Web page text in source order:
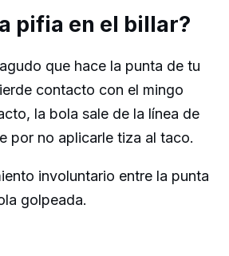
pifia en el billar?
que hace la punta de tu
contacto con el mingo
la bola sale de la línea de
por no aplicarle tiza al taco.
involuntario entre la punta
golpeada.